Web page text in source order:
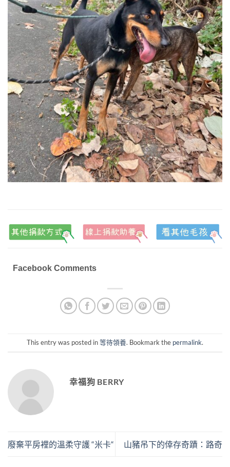
Facebook Comments
This entry was posted in等待領養. Bookmark the permalink.
幸福狗 BERRY
廢棄平房裡的溫柔守護 “米卡“ 山豬吊下的倖存奇蹟：路奇